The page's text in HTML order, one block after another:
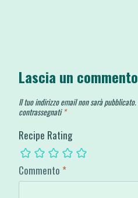
Lascia un commento
Il tuo indirizzo email non sarà pubblicato.
contrassegnati *
Recipe Rating
Commento *